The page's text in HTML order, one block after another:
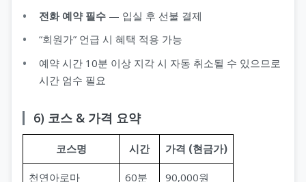
전화 예약 필수 — 입실 후 선불 결제
“회원가” 언급 시 혜택 적용 가능
예약 시간 10분 이상 지각 시 자동 취소될 수 있으므로
시간 엄수 필요
6) 코스 & 가격 요약
코스명 시간 가격 (현금가)
천연아로마 60분 90,000원